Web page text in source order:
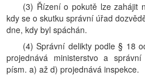
(3) Řízení o pokutě lze zahájit
kdy se o skutku správní úřad
dne, kdy byl spáchán.
(4) Správní delikty podle § 18
projednává ministerstvo a
písm. a) až d) projednává inspekce.